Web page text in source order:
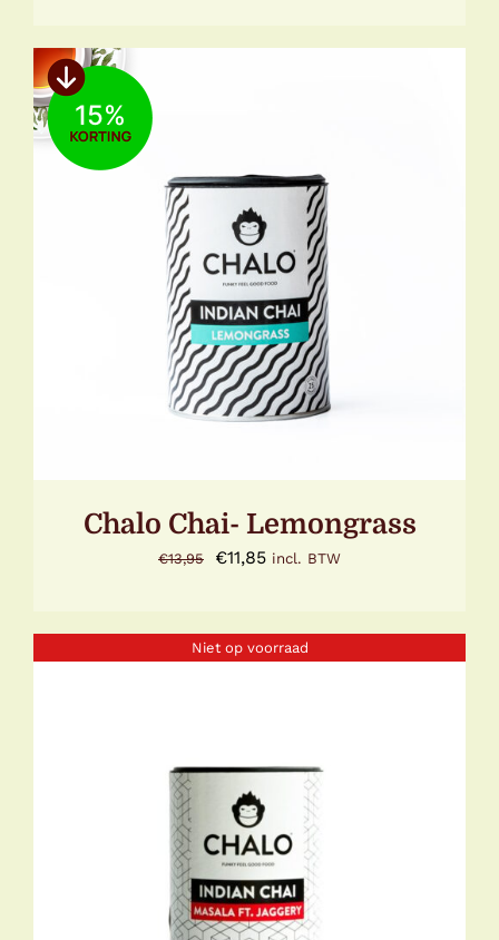
15
TOEVOEGEN AAN WINKELWAGEN
DETAILS
Chalo Chai- Lemongrass
€13,95
Oorspronkelijke
€13,95.
€11,85Huidige
€11,85.
incl. BTW
Niet op voorraad
DETAILS